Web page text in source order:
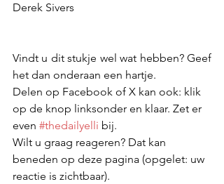
Derek Sivers
Vindt u dit stukje wel wat hebben? Geef
het dan onderaan een hartje.
Delen op Facebook of X kan ook: klik
op de knop linksonder en klaar. Zet er
even #thedailyelli bij.
Wilt u graag reageren? Dat kan
beneden op deze pagina (opgelet: uw
reactie is zichtbaar).